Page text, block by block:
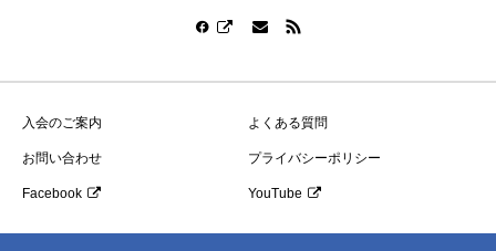
入会のご案内 よくある質問
お問い合わせ プライバシーポリシー
Facebook YouTube